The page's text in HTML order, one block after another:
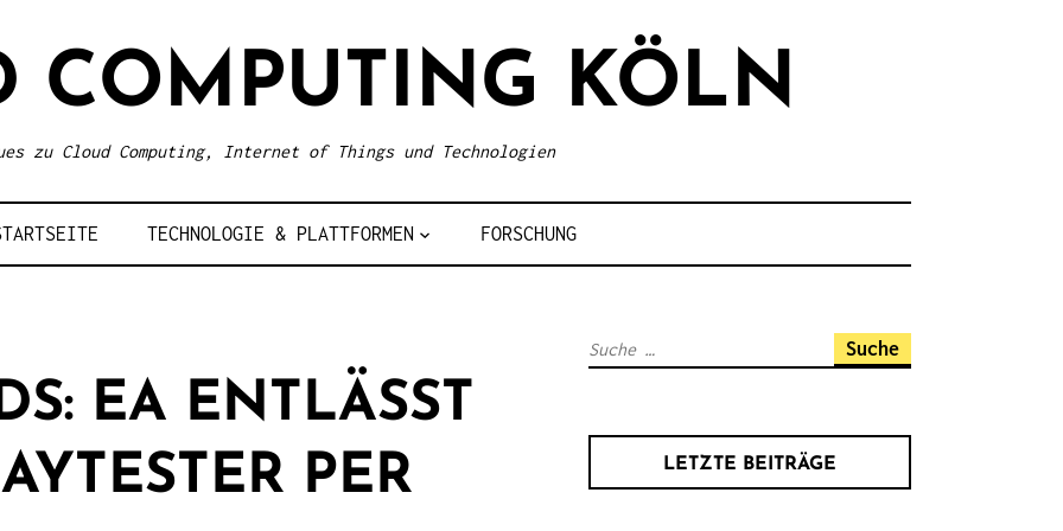
COMPUTING KÖLN
zu Cloud Computing, Internet of Things und Technologien
TECHNOLOGIE & PLATTFORMEN FORSCHUNG
EA ENTLÄSST
PER
S
LETZTE BEITRÄGE